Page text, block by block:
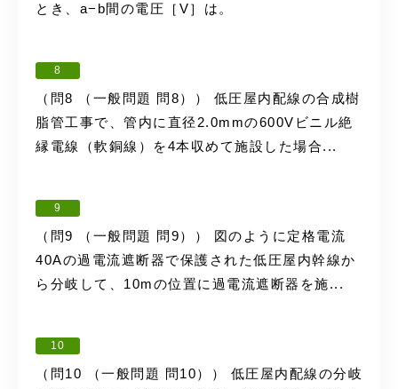
とき、a−b間の電圧［V］は。
8
（問8 （一般問題 問8）） 低圧屋内配線の合成樹
脂管工事で、管内に直径2.0mmの600Vビニル絶
縁電線（軟銅線）を4本収めて施設した場合...
9
（問9 （一般問題 問9）） 図のように定格電流
40Aの過電流遮断器で保護された低圧屋内幹線か
ら分岐して、10mの位置に過電流遮断器を施...
10
（問10 （一般問題 問10）） 低圧屋内配線の分岐